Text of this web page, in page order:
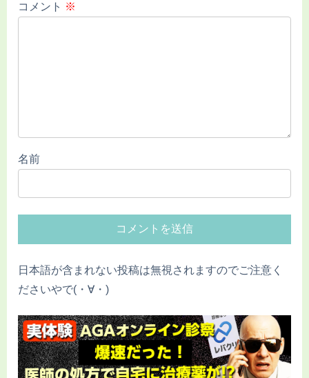
コメント ※
名前
日本語が含まれない投稿は無視されますのでご注意く
ださいやで(・∀・)